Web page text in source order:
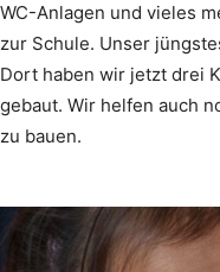
WC-Anlagen und vieles
zur Schule. Unser
Dort haben wir jetzt drei
gebaut. Wir helfen auch
zu bauen.